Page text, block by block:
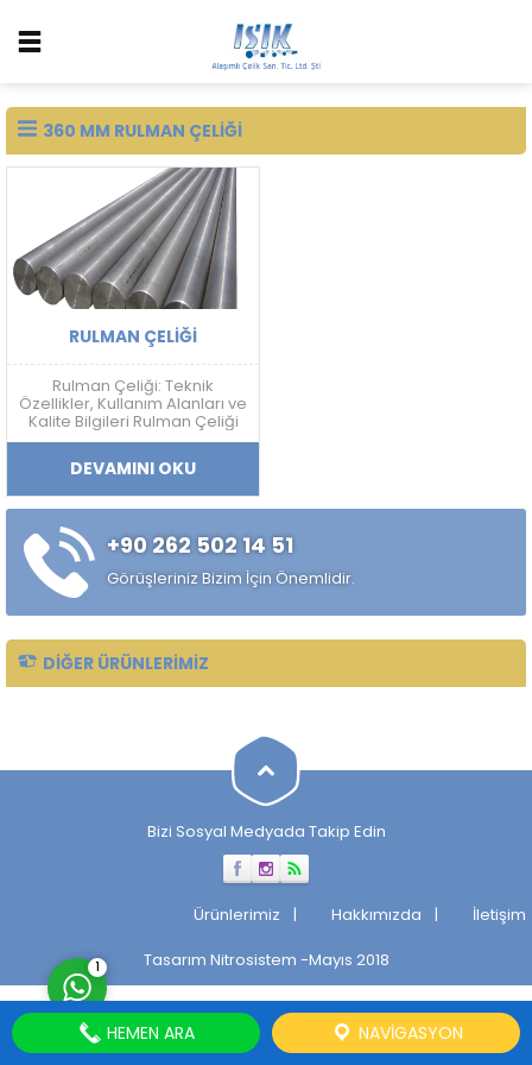
360 MM RULMAN ÇELIĞI
RULMAN ÇELIĞI
Rulman Çeliği: Teknik
Özellikler, Kullanım Alanları ve
Kalite Bilgileri Rulman Çeliği
Nedir? Rulman çeliği; yüksek
sertlik, aşınma dayanımı,
yorulma direnci ve boyutsal
kararlılık gerektiren
uygulamalarda kullanılan
yüksek karbonlu krom
alaşımlı özel çelik türüdür.
Özellikle rulman, bilya,
makaralı rulman elemanları,
DEVAMINI OKU
+90 262 502 14 51
Görüşleriniz Bizim İçin Önemlidir.
DIĞER ÜRÜNLERIMIZ
Bizi Sosyal Medyada Takip Edin
Ürünlerimiz Hakkımızda
İletişim
Tasarım Nitrosistem -Mayıs 2018
Cevap Yaz
1
HEMEN ARA NAVIGASYON